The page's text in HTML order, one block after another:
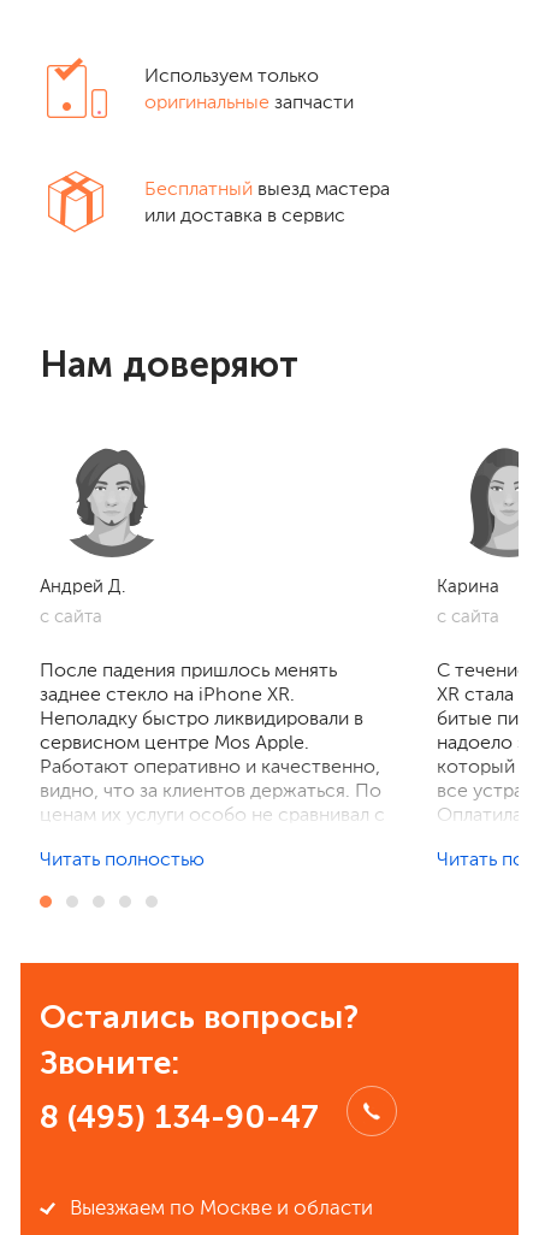
Используем только
оригинальные запчасти
Бесплатный выезд мастера
или доставка в сервис
Нам доверяют
Андрей Д.
c сайта
После падения пришлось менять
заднее стекло на iPhone XR.
Неполадку быстро ликвидировали в
сервисном центре Mos Apple.
Работают оперативно и качественно,
видно, что за клиентов держаться. По
ценам их услуги особо не сравнивал с
важнее скорость и профессионализм,
Читать полностью
Карина
c сайта
С
XR стала
битые
надоело
который
все
Оплатила
Читать
Остались вопросы?
Звоните:
8 (495) 134-90-47
Выезжаем по Москве и области